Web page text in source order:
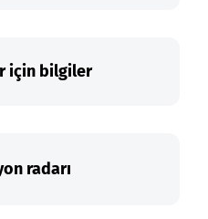
için bilgiler
radarı